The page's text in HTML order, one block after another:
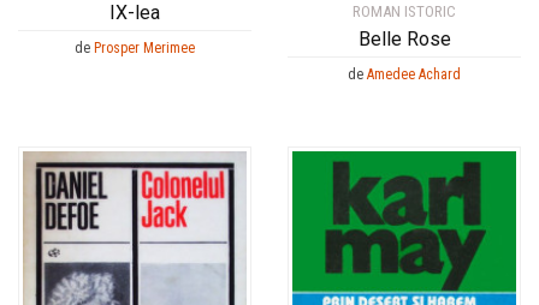
IX-lea
de Prosper Merimee
ROMAN ISTORIC
Belle Rose
de Amedee Achard